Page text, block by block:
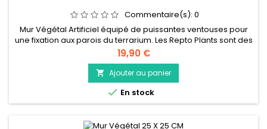
Commentaire(s): 0
Mur Végétal Artificiel équipé de puissantes ventouses pour
une fixation aux parois du terrarium. Les Repto Plants sont des
répliques réalistes de vraies plantes et offrent une cachette
naturelle pour les reptiles et les amphibiens, sont faciles à
nettoyer et à entretenir, et peuvent être utilisées en
combinaison avec de vraies plantes.
Prix
19,90 €
 Ajouter au panier
 En stock